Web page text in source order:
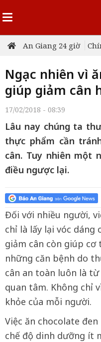
An Giang 24 giờ
Ngạc nhiên vì
giúp giảm cân
17/02/2018 - 08:39
Lâu nay chúng ta
thực phẩm cần
cân. Tuy nhiên một
điều ngược lại.
Đối với nhiều người,
chỉ là lấy lại vóc dáng
giảm cân còn giúp
những căn bệnh do
cân an toàn luôn là
quan tâm. Không chỉ
khỏe của mỗi người.
Việc ăn chocolate
chế độ dinh dưỡng ít